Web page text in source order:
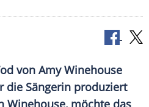
von Amy Winehouse
die Sängerin produziert